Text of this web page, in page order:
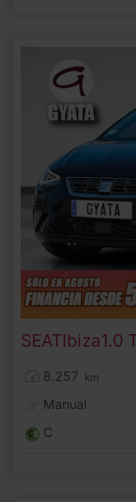
SEATIbiza
8.257 km
Manual
C